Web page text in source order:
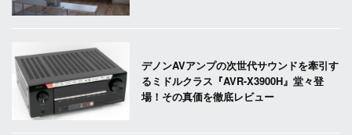
デノンAVアンプの次世代サウンドを牽引す
るミドルクラス『AVR-X3900H』堂々登
場！その真価を徹底レビュー